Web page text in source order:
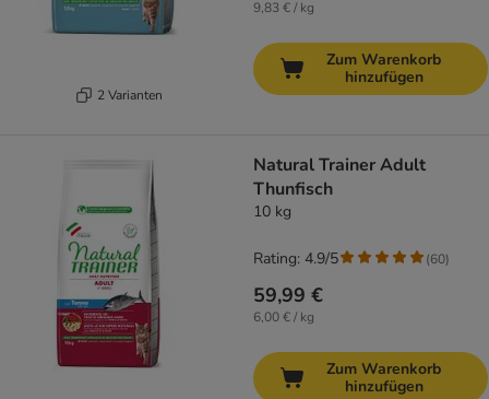
2 Varianten
9,83 € / kg
Zum Warenkorb
hinzufügen
Natural Trainer Adult
Thunfisch
10 kg
59,99 €
6,00 € / kg
Rating: 4.9/5 (60)
Zum Warenkorb
hinzufügen